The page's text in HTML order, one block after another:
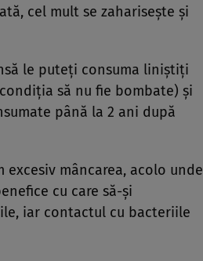
cel mult se zaharisește și
le puteți consuma liniștiți
să nu fie bombate) și
până la 2 ani după
excesiv mâncarea, acolo unde
cu care să-și
iar contactul cu bacteriile